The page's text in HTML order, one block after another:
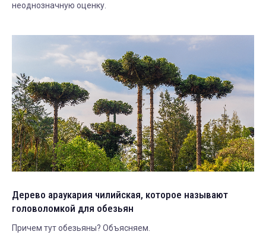
неоднозначную оценку.
Дерево араукария чилийская, которое называют
головоломкой для обезьян
Причем тут обезьяны? Объясняем.